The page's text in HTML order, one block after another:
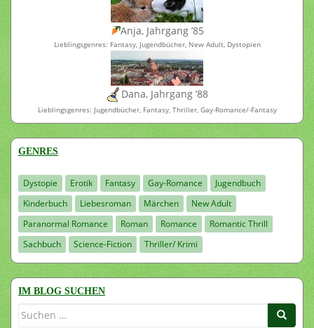
Anja, Jahrgang ’85
Lieblingsgenres: Fantasy, Jugendbücher, New Adult, Dystopien
Dana, Jahrgang ’88
Lieblingsgenres: Jugendbücher, Fantasy, Thriller, Gay-Romance/-Fantasy
GENRES
Dystopie Erotik Fantasy Gay-Romance
Jugendbuch
Kinderbuch
Liebesroman Märchen
New Adult
Paranormal Romance
Roman Romance
Romantic Thrill
Sachbuch
Science-Fiction Thriller/ Krimi
IM BLOG SUCHEN
Suchen